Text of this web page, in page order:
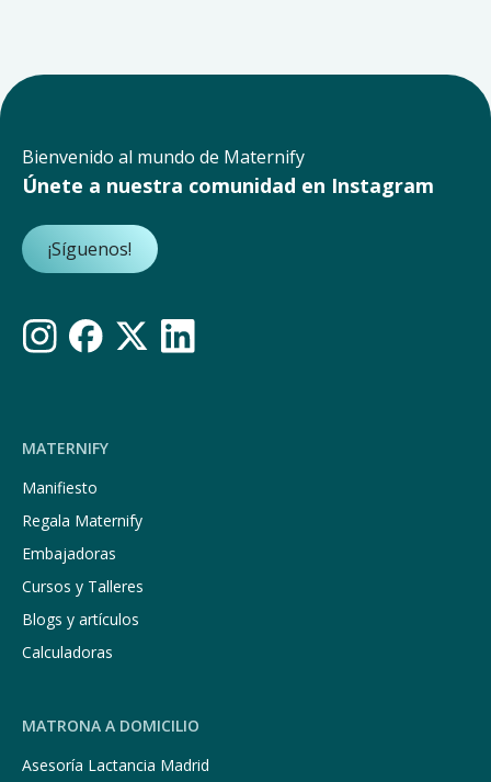
Bienvenido al mundo de Maternify
Únete a nuestra comunidad en Instagram
¡Síguenos!
MATERNIFY
Manifiesto
Regala Maternify
Embajadoras
Cursos y Talleres
Blogs y artículos
Calculadoras
MATRONA A DOMICILIO
Asesoría Lactancia Madrid